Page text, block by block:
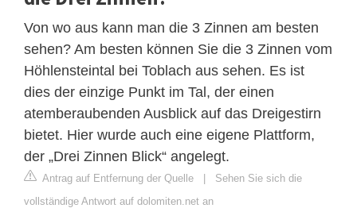
Von wo aus kann man die 3 Zinnen am besten
sehen? Am besten können Sie die 3 Zinnen vom
Höhlensteintal bei Toblach aus sehen. Es ist
dies der einzige Punkt im Tal, der einen
atemberaubenden Ausblick auf das Dreigestirn
bietet. Hier wurde auch eine eigene Plattform,
der „Drei Zinnen Blick“ angelegt.
Antrag auf Entfernung der Quelle | Sehen Sie sich die
vollständige Antwort auf dolomiten.net an